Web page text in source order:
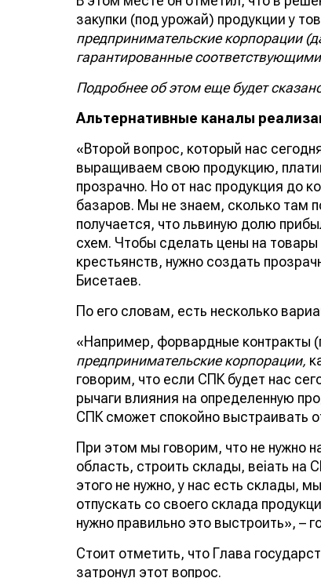
закупки (под урожай) продукции у
предпринимательские корпорации
гарантированные
Подробнее об этом еще будет
Альтернативные каналы
«Второй вопрос, который нас
выращиваем свою продукцию,
прозрачно. Но от нас продукция до
базаров. Мы не знаем, сколько там
получается, что львиную долю
схем. Чтобы сделать цены на
крестьянств, нужно создать
Бисетаев.
По его словам, есть несколько
«Например, форвардные контракты
предпринимательские корпорации,
говорим, что если СПК будет нас
рычаги влияния на определенную
СПК сможет спокойно выстраивать
При этом мы говорим, что не нужно
область, строить склады, веiать на
этого не нужно, у нас есть склады,
отпускать со своего склада
нужно правильно это выстроить», –
Стоит отметить, что Глава
затронул этот вопрос.